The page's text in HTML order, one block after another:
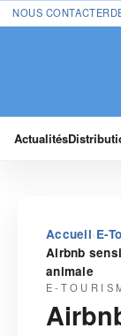
NOUS CONTACTER
Actualités
Accueil›E-
Airbnb
animale
E-